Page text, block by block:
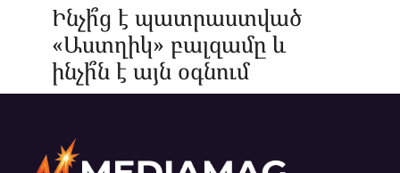
Ինչի՞ց է պատրաստված
«Աստղիկ» բալզամը և
ինչի՞ն է այն օգնում